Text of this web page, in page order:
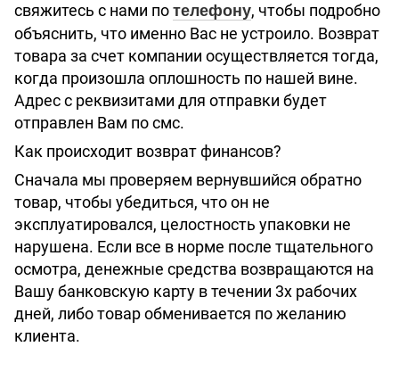
свяжитесь с нами по телефону, чтобы подробно
объяснить, что именно Вас не устроило. Возврат
товара за счет компании осуществляется тогда,
когда произошла оплошность по нашей вине.
Адрес с реквизитами для отправки будет
отправлен Вам по смс.
Как происходит возврат финансов?
Сначала мы проверяем вернувшийся обратно
товар, чтобы убедиться, что он не
эксплуатировался, целостность упаковки не
нарушена. Если все в норме после тщательного
осмотра, денежные средства возвращаются на
Вашу банковскую карту в течении 3х рабочих
дней, либо товар обменивается по желанию
клиента.